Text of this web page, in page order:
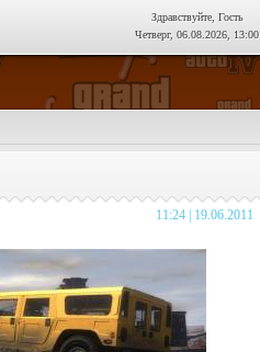
Здравствуйте, Гость
Четверг, 06.08.2026, 13:00
11:24 | 19.06.2011